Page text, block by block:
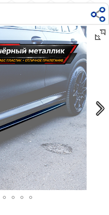
▲
м.ВДНХ
д9 к2с5
Маршрут пешком
985 364 2044
времени:
сб 12:00-16:00
сетях: